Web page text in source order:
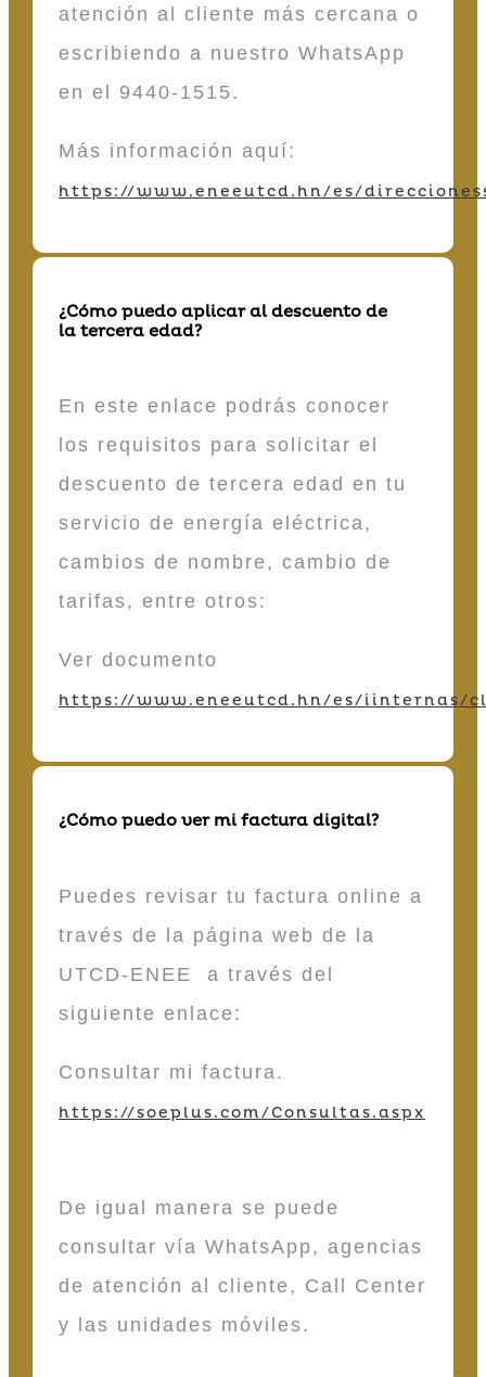
atención al cliente más cercana o
escribiendo a nuestro WhatsApp
en el 9440-1515.
Más información aquí:
https://www.eneeutcd.hn/es/
¿Cómo puedo aplicar al descuento de
la tercera edad?
En este enlace podrás conocer
los requisitos para solicitar el
descuento de tercera edad en tu
servicio de energía eléctrica,
cambios de nombre, cambio de
tarifas, entre otros:
Ver documento
https://www.eneeutcd.hn/es/iinternas/
¿Cómo puedo ver mi factura digital?
Puedes revisar tu factura online a
través de la página web de la
UTCD-ENEE a través del
siguiente enlace:
Consultar mi factura.
https://soeplus.com/Consultas.aspx
De igual manera se puede
consultar vía WhatsApp, agencias
de atención al cliente, Call Center
y las unidades móviles.